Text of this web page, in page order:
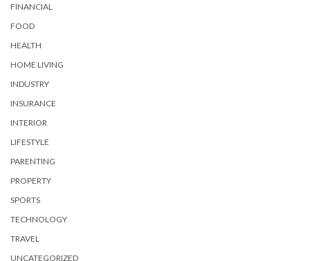
FINANCIAL
FOOD
HEALTH
HOME LIVING
INDUSTRY
INSURANCE
INTERIOR
LIFESTYLE
PARENTING
PROPERTY
SPORTS
TECHNOLOGY
TRAVEL
UNCATEGORIZED